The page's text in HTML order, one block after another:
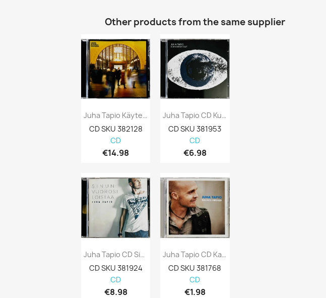
Other products from the same supplier
Juha Tapio Käytetty CD Elävien Maassa...
CD SKU 382128
CD
€14.98
Juha Tapio CD Sinun Vuorosi Loistaa Kansi...
CD SKU 381924
CD
€8.98
Juha Tapio CD Kuka Näkee Sut Kansi EX...
CD SKU 381953
CD
€6.98
Juha Tapio CD Kaunis Ihminen Kansi EX...
CD SKU 381768
CD
€1.98